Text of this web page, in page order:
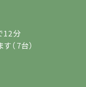
12分
（7台）